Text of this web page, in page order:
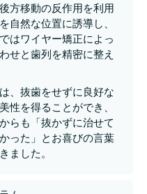
方移動の反作用を利用
自然な位置に誘導し、
はワイヤー矯正によっ
せと歯列を精密に整え
、抜歯をせずに良好な
性を得ることができ、
らも「抜かずに治せて
った」とお喜びの言葉
ました。